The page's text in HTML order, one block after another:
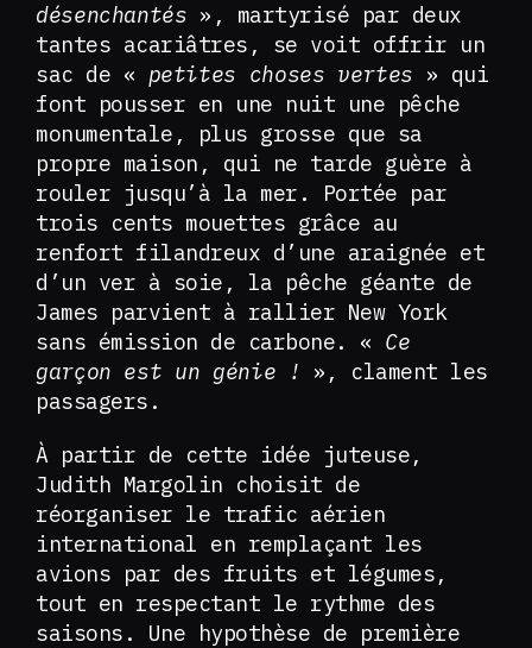
désenchantés », martyrisé par deux
tantes acariâtres, se voit offrir un
sac de « petites choses vertes » qui
font pousser en une nuit une pêche
monumentale, plus grosse que sa
propre maison, qui ne tarde guère à
rouler jusqu’à la mer. Portée par
trois cents mouettes grâce au
renfort filandreux d’une araignée et
d’un ver à soie, la pêche géante de
James parvient à rallier New York
sans émission de carbone. « Ce
garçon est un génie !
», clament les
passagers.
À partir de cette idée juteuse,
Judith Margolin choisit de
réorganiser le trafic aérien
international en remplaçant les
avions par des fruits et légumes,
tout en respectant le rythme des
saisons. Une hypothèse de première